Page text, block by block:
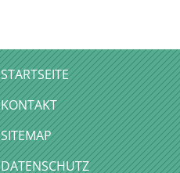
STARTSEITE
KONTAKT
SITEMAP
DATENSCHUTZ